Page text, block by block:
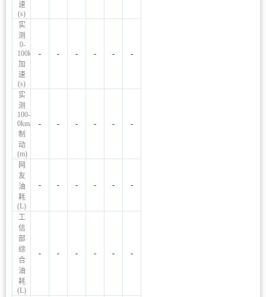
速
(s)
实
测
0-
100km/h
加
速
(s)
- - - - - -
实
测
100-
0km/h
制
动
(m)
- - - - - -
网
友
油
耗
(L)
- - - - - -
工
信
部
综
合
油
耗
(L)
- - - - - -